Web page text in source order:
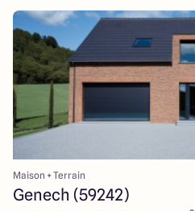
Maison + Terrain
Genech (59242)